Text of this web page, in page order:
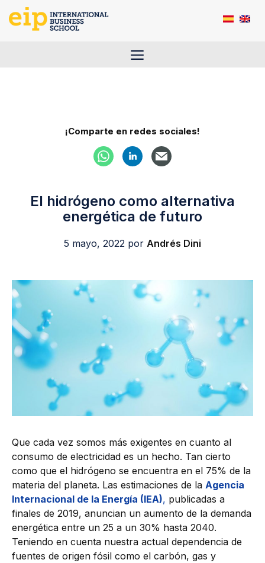
Saltar
Menú
¡Comparte en redes sociales!
El hidrógeno como alternativa
energética de futuro
5 mayo, 2022 por Andrés Dini
Que cada vez somos más exigentes en cuanto al
consumo de electricidad es un hecho. Tan cierto
como que el hidrógeno se encuentra en el 75% de la
materia del planeta. Las estimaciones de la Agencia
Internacional de la Energía (IEA), publicadas a
finales de 2019, anuncian un aumento de la demanda
energética entre un 25 a un 30% hasta 2040.
Teniendo en cuenta nuestra actual dependencia de
fuentes de origen fósil como el carbón, gas y